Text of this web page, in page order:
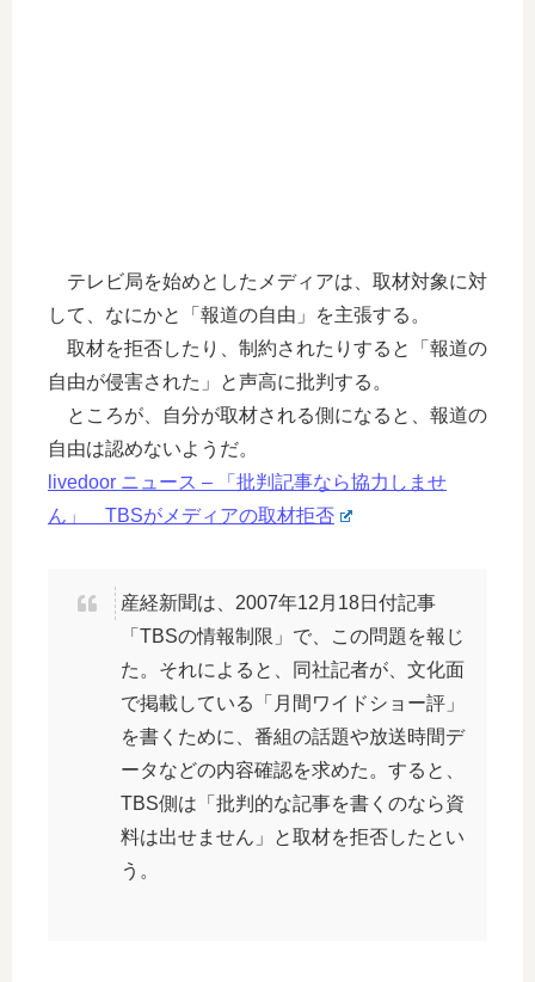
テレビ局を始めとしたメディアは、取材対象に対
して、なにかと「報道の自由」を主張する。
取材を拒否したり、制約されたりすると「報道の
自由が侵害された」と声高に批判する。
ところが、自分が取材される側になると、報道の
自由は認めないようだ。
livedoor ニュース – 「批判記事なら協力しませ
ん」 TBSがメディアの取材拒否
産経新聞は、2007年12月18日付記事
「TBSの情報制限」で、この問題を報じ
た。それによると、同社記者が、文化面
で掲載している「月間ワイドショー評」
を書くために、番組の話題や放送時間デ
ータなどの内容確認を求めた。すると、
TBS側は「批判的な記事を書くのなら資
料は出せません」と取材を拒否したとい
う。